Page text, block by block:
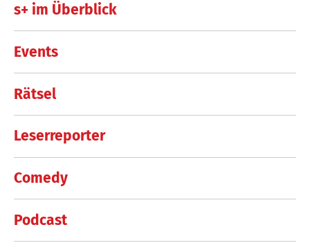
s+ im Überblick
Events
Rätsel
Leserreporter
Comedy
Podcast